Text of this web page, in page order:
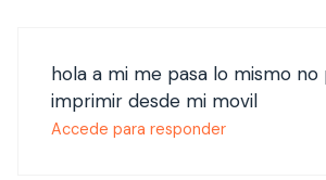
hola a mi me pasa lo mismo no
imprimir desde mi movil
Accede para responder